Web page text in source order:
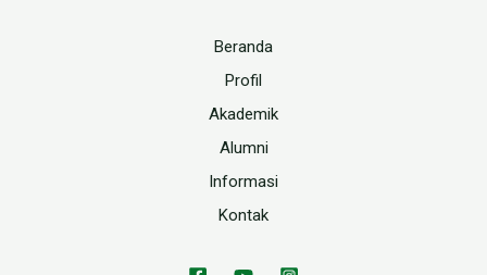
Beranda
Profil
Akademik
Alumni
Informasi
Kontak